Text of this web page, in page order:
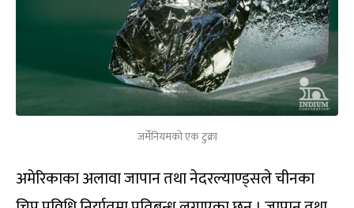
जर्मेनियमको एक टुक्रा
अमेरिकाका अलावा जापान तथा नेदरल्याण्ड्सले चीनका